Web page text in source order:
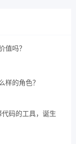
值吗？
样的角色？
码的工具，诞生